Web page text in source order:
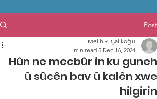
Post
Hûn ne mecbûr in ku guneh
û sûcên bav û kalên xwe
hilgirin
Melih R. Çalıkoğlu
Dec 16, 2024
5 min read